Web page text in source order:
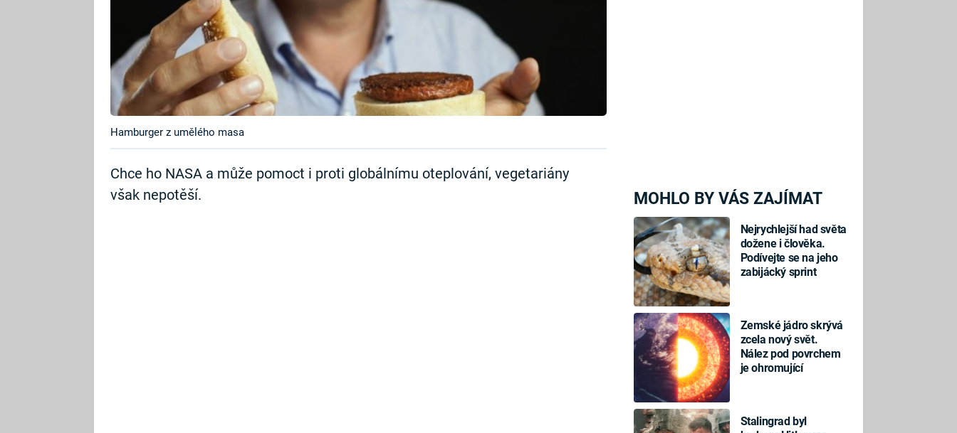
MOHLO BY VÁS ZAJÍMAT
Nejrychlejší had světa
dožene i člověka.
Podívejte se na jeho
zabijácký sprint
Zemské jádro skrývá
zcela nový svět.
Nález pod povrchem
je ohromující
Stalingrad byl
Hamburger z umělého masa
Chce ho NASA a může pomoct i proti globálnímu oteplování, vegetariány
však nepotěší.